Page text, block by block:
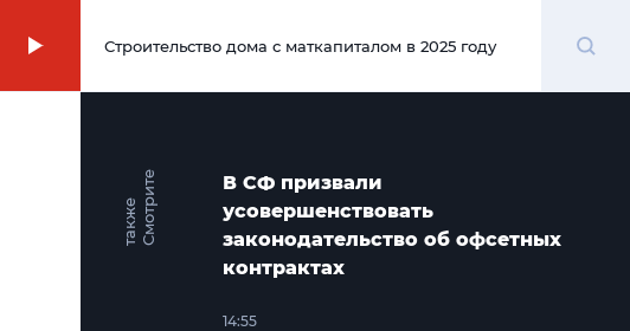
00:00
Строительство дома с маткапиталом в 2025 году
С
м
о
т
р и
т
е
т
а
к
ж
е
В СФ призвали
усовершенствовать
законодательство об офсетных
контрактах
14:55